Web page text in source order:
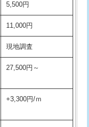
38,500円
22,000円
16,500円
現場見積
22,000円+材料費
16,500円
5,500円
11,000円
現地調査
27,500円～
+3,300円/ｍ